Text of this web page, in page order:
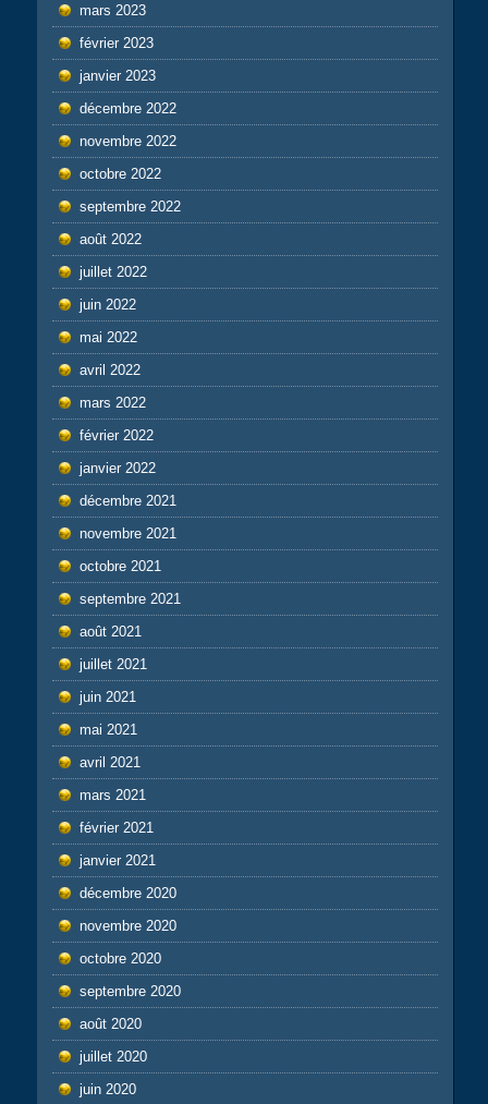
mars 2023
février 2023
janvier 2023
décembre 2022
novembre 2022
octobre 2022
septembre 2022
août 2022
juillet 2022
juin 2022
mai 2022
avril 2022
mars 2022
février 2022
janvier 2022
décembre 2021
novembre 2021
octobre 2021
septembre 2021
août 2021
juillet 2021
juin 2021
mai 2021
avril 2021
mars 2021
février 2021
janvier 2021
décembre 2020
novembre 2020
octobre 2020
septembre 2020
août 2020
juillet 2020
juin 2020